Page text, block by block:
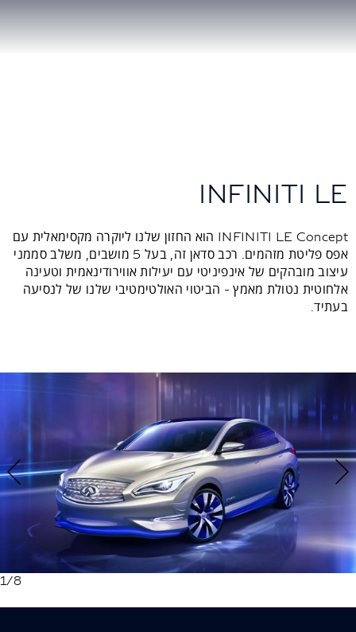
INFINITI LE
INFINITI LE Concept הוא החזון שלנו ליוקרה מקסימאלית עם
אפס פליטת מזהמים. רכב סדאן זה, בעל 5 מושבים, משלב סממני
עיצוב מובהקים של אינפיניטי עם יעילות אווירודינאמית וטעינה
אלחוטית נטולת מאמץ - הביטוי האולטימטיבי שלנו של לנסיעה
בעתיד.
1/8